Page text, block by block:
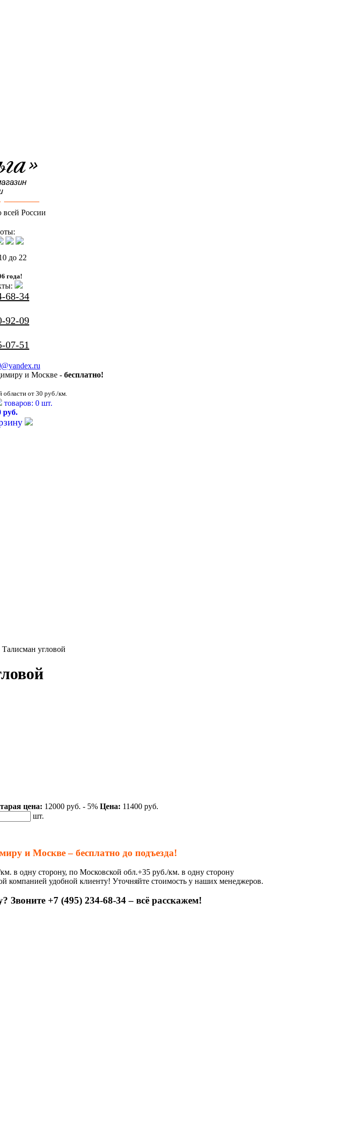
всей России
до 22
года!
68-34
92-09
07-51
и Москве - бесплатно!
области от 30 руб./км.
товаров: 0 шт.
руб.
угловой
цена: 12000 руб. - 5% Цена: 11400 руб.
шт.
и Москве – бесплатно до подъезда!
в одну сторону, по Московской обл.+35 руб./км. в одну сторону
компанией удобной клиенту! Уточняйте стоимость у наших менеджеров.
Звоните +7 (495) 234-68-34 – всё расскажем!